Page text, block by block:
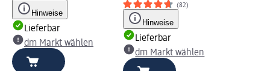
Hinweise
Lieferbar
dm Markt wählen
(82)
Hinweise
Lieferbar
dm Markt wählen